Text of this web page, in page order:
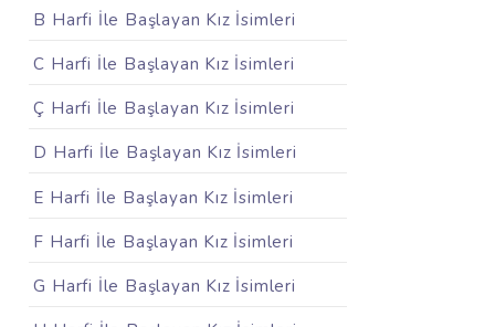
B Harfi İle Başlayan Kız İsimleri
C Harfi İle Başlayan Kız İsimleri
Ç Harfi İle Başlayan Kız İsimleri
D Harfi İle Başlayan Kız İsimleri
E Harfi İle Başlayan Kız İsimleri
F Harfi İle Başlayan Kız İsimleri
G Harfi İle Başlayan Kız İsimleri